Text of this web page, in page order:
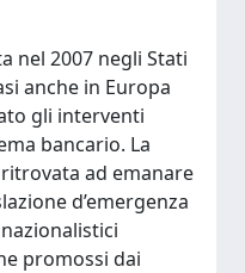
nel 2007 negli Stati
anche in Europa
gli interventi
bancario. La
ad emanare
d’emergenza
promossi dai